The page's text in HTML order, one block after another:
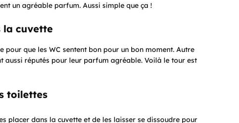
un agréable parfum. Aussi simple que ça !
la cuvette
pour que les WC sentent bon pour un bon moment. Autre
aussi réputés pour leur parfum agréable. Voilà le tour est
toilettes
placer dans la cuvette et de les laisser se dissoudre pour